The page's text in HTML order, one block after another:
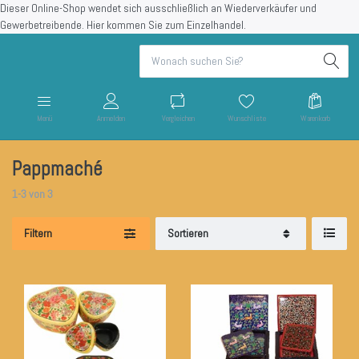
Dieser Online-Shop wendet sich ausschließlich an Wiederverkäufer und
Gewerbetreibende. Hier kommen Sie zum Einzelhandel.
Menü Anmelden Vergleichen Wunschliste Warenkorb
Pappmaché
1-3von3
Filtern Sortieren